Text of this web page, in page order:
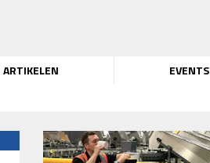
ARTIKELEN EVENTS